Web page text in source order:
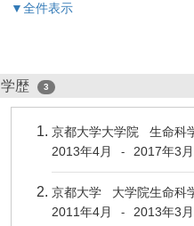
▼全件表示
学歴 3
京都大学大学院 生命科
2013年4月
- 2017年3月
京都大学 大学院生命科
2011年4月
-
2013年3月